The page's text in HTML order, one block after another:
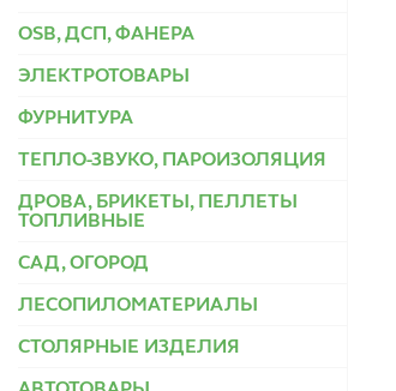
OSB, ДСП, ФАНЕРА
ЭЛЕКТРОТОВАРЫ
ФУРНИТУРА
ТЕПЛО-ЗВУКО, ПАРОИЗОЛЯЦИЯ
ДРОВА, БРИКЕТЫ, ПЕЛЛЕТЫ
ТОПЛИВНЫЕ
САД, ОГОРОД
ЛЕСОПИЛОМАТЕРИАЛЫ
СТОЛЯРНЫЕ ИЗДЕЛИЯ